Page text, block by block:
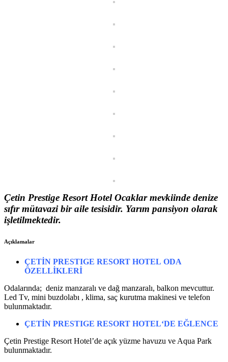
Çetin Prestige Resort Hotel Ocaklar mevkiinde denize
sıfır mütavazi bir aile tesisidir. Yarım pansiyon olarak
işletilmektedir.
Açıklamalar
ÇETİN PRESTIGE RESORT HOTEL ODA
ÖZELLİKLERİ
Odalarında; deniz manzaralı ve dağ manzaralı, balkon mevcuttur.
Led Tv, mini buzdolabı , klima, saç kurutma makinesi ve telefon
bulunmaktadır.
ÇETİN PRESTIGE RESORT HOTEL‘DE EĞLENCE
Çetin Prestige Resort Hotel’de açık yüzme havuzu ve Aqua Park
bulunmaktadır.